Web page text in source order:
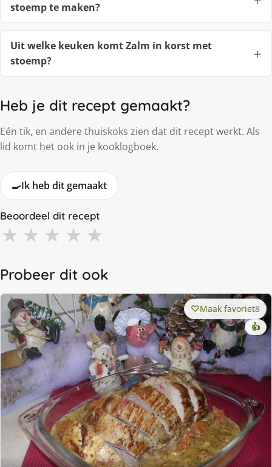
stoemp te maken?
Uit welke keuken komt Zalm in korst met
stoemp?
Heb je dit recept gemaakt?
Eén tik, en andere thuiskoks zien dat dit recept werkt. Als
lid komt het ook in je kooklogboek.
🍳Ik heb dit gemaakt
Beoordeel dit recept
★ ★ ★ ★ ★
Probeer dit ook
Maak favoriet8
👍